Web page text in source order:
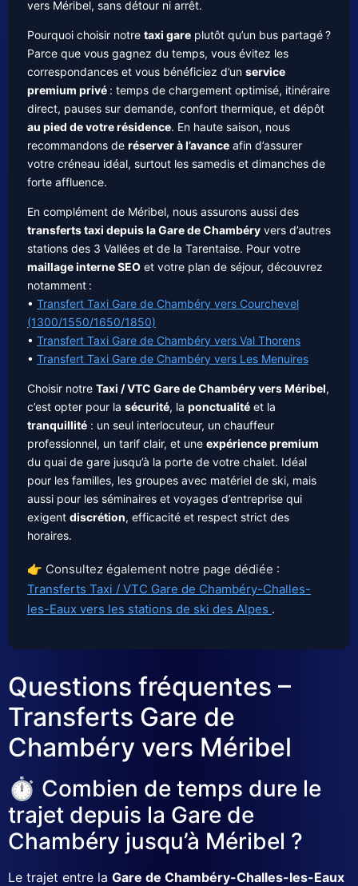
vers Méribel, sans détour ni arrêt.
Pourquoi choisir notre taxi gare plutôt qu’un bus partagé ?
Parce que vous gagnez du temps, vous évitez les
correspondances et vous bénéficiez d’un service
premium privé : temps de chargement optimisé, itinéraire
direct, pauses sur demande, confort thermique, et dépôt
au pied de votre résidence. En haute saison, nous
recommandons de réserver à l’avance afin d’assurer
votre créneau idéal, surtout les samedis et dimanches de
forte affluence.
En complément de Méribel, nous assurons aussi des
transferts taxi depuis la Gare de Chambéry vers d’autres
stations des 3 Vallées et de la Tarentaise. Pour votre
maillage interne SEO et votre plan de séjour, découvrez
notamment :
• Transfert Taxi Gare de Chambéry vers Courchevel
(1300/1550/1650/1850)
• Transfert Taxi Gare de Chambéry vers Val Thorens
• Transfert Taxi Gare de Chambéry vers Les Menuires
Choisir notre Taxi / VTC Gare de Chambéry vers Méribel,
c’est opter pour la sécurité, la ponctualité et la
tranquillité : un seul interlocuteur, un chauffeur
professionnel, un tarif clair, et une expérience premium
du quai de gare jusqu’à la porte de votre chalet. Idéal
pour les familles, les groupes avec matériel de ski, mais
aussi pour les séminaires et voyages d’entreprise qui
exigent discrétion, efficacité et respect strict des
horaires.
👉 Consultez également notre page dédiée :
Transferts Taxi / VTC Gare de Chambéry-Challes-
les-Eaux vers les stations de ski des Alpes .
Questions fréquentes –
Transferts Gare de
Chambéry vers Méribel
⏱️ Combien de temps dure le
trajet depuis la Gare de
Chambéry jusqu’à Méribel ?
Le trajet entre la Gare de Chambéry-Challes-les-Eaux